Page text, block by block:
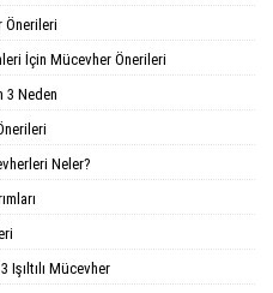
Önerileri
İçin Mücevher Önerileri
3 Neden
Neler?
Işıltılı Mücevher